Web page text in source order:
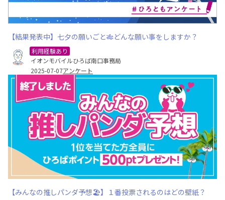
【結果発表中】七夕の願いごと🎋どんな願い事をしますか？
利用経験あり
イオンモバイルひろば南口事務局
2025-07-07アンケート
【みんなの推しパンダ予想🏖️】１番投票されるのはどの壁紙？